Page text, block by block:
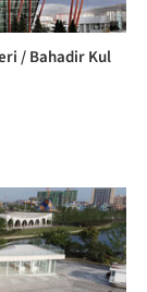
/ Bahadir Kul